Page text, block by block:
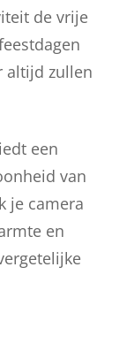
de vrije
altijd zullen
een
van
je camera
en